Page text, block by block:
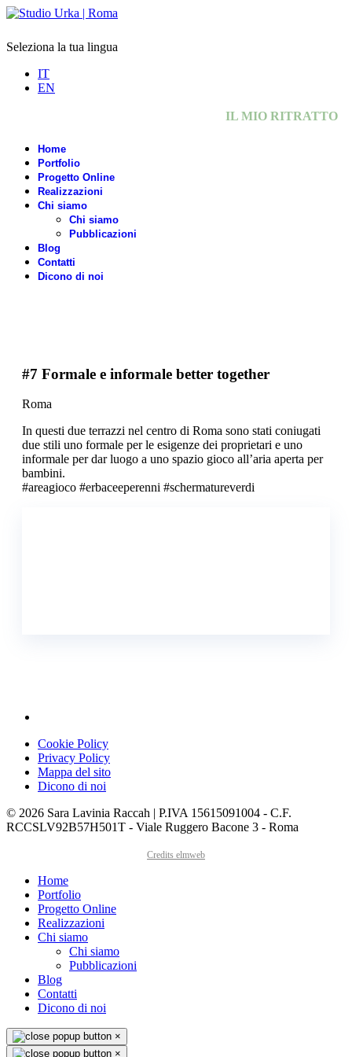
Seleziona la tua lingua
IT
EN
IL MIO RITRATTO
Home
Portfolio
Progetto Online
Realizzazioni
Chi siamo
Chi siamo
Pubblicazioni
Blog
Contatti
Dicono di noi
#7 Formale e informale better together
Roma
In questi due terrazzi nel centro di Roma sono stati coniugati
due stili uno formale per le esigenze dei proprietari e uno
informale per dar luogo a uno spazio gioco all’aria aperta per
bambini.
#areagioco #erbaceeperenni #schermatureverdi
Cookie Policy
Privacy Policy
Mappa del sito
Dicono di noi
© 2026 Sara Lavinia Raccah | P.IVA 15615091004 - C.F.
RCCSLV92B57H501T - Viale Ruggero Bacone 3 - Roma
Credits elmweb
Home
Portfolio
Progetto Online
Realizzazioni
Chi siamo
Chi siamo
Pubblicazioni
Blog
Contatti
Dicono di noi
×
×